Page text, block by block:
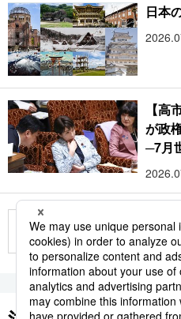
日本
【
が政
─7月
もっと